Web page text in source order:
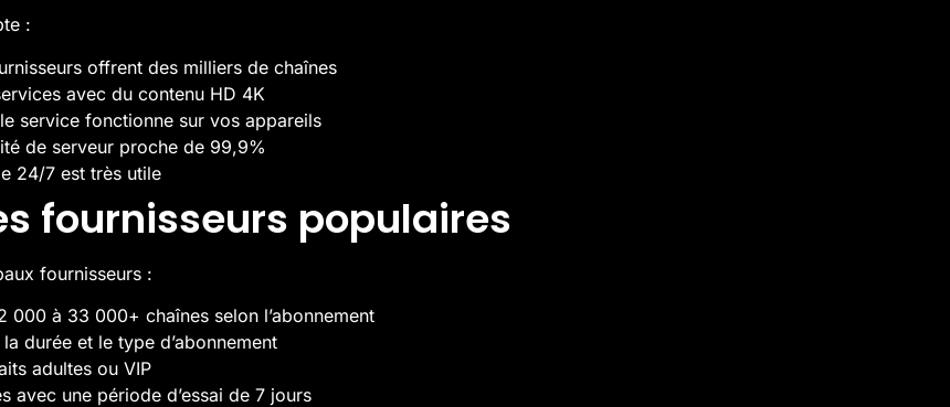
:
offrent des milliers de chaînes
avec du contenu HD 4K
service fonctionne sur vos appareils
de serveur proche de 99,9%
24/7 est très utile
fournisseurs populaires
fournisseurs :
000 à 33 000+ chaînes selon l’abonnement
durée et le type d’abonnement
adultes ou VIP
avec une période d’essai de 7 jours